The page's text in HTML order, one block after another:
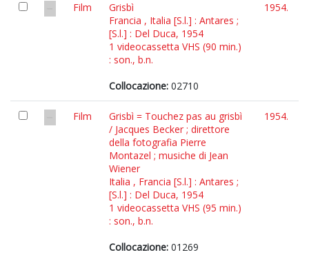
Film
Grisbì
Francia , Italia [S.l.] : Antares ;
[S.l.] : Del Duca, 1954
1 videocassetta VHS (90 min.)
: son., b.n.
Collocazione: 02710
1954.
Film
Grisbì = Touchez pas au grisbì
/ Jacques Becker ; direttore
della fotografia Pierre
Montazel ; musiche di Jean
Wiener
Italia , Francia [S.l.] : Antares ;
[S.l.] : Del Duca, 1954
1 videocassetta VHS (95 min.)
: son., b.n.
Collocazione: 01269
1954.